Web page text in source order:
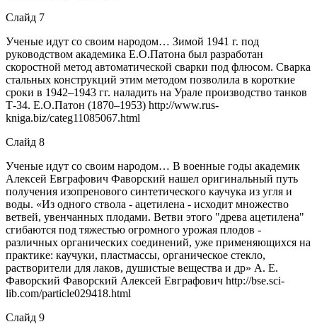
Слайд 7
Ученые идут со своим народом… Зимой 1941 г. под
руководством академика Е.О.Патона был разработан
скоростной метод автоматической сварки под флюсом. Сварка
стальных конструкций этим методом позволила в короткие
сроки в 1942–1943 гг. наладить на Урале производство танков
Т-34. Е.О.Патон (1870–1953) http://www.rus-
kniga.biz/categ11085067.html
Слайд 8
Ученые идут со своим народом… В военные годы академик
Алексей Евграфович Фаворский нашел оригинальный путь
получения изопренового синтетического каучука из угля и
воды. «Из одного ствола - ацетилена - исходит множество
ветвей, увенчанных плодами. Ветви этого "древа ацетилена"
сгибаются под тяжестью огромного урожая плодов -
различных органических соединений, уже применяющихся на
практике: каучуки, пластмассы, органическое стекло,
растворители для лаков, душистые вещества и др» А. Е.
Фаворский Фаворский Алексей Евграфович http://bse.sci-
lib.com/particle029418.html
Слайд 9